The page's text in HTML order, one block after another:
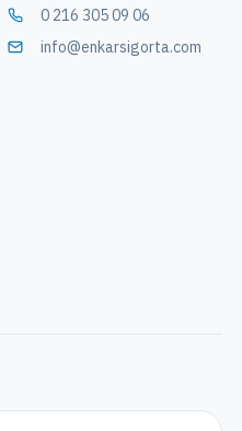
0 216 305 09 06
info@enkarsigorta.com